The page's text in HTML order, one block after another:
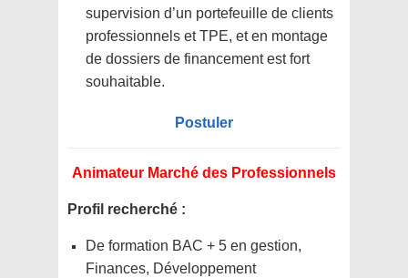
supervision d’un portefeuille de clients
professionnels et TPE, et en montage
de dossiers de financement est fort
souhaitable.
Postuler
Animateur Marché des Professionnels
Profil recherché :
De formation BAC + 5 en gestion,
Finances, Développement